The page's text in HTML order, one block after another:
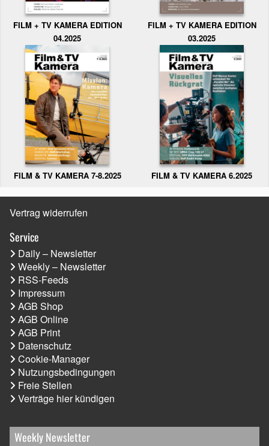
FILM + TV KAMERA EDITION
04.2025
FILM + TV KAMERA EDITION
03.2025
FILM & TV KAMERA 7-8.2025 FILM & TV KAMERA 6.2025
Vertrag widerrufen
Service
Daily – Newsletter
Weekly – Newsletter
RSS-Feeds
Impressum
AGB Shop
AGB Online
AGB Print
Datenschutz
Cookie-Manager
Nutzungsbedingungen
Freie Stellen
Verträge hier kündigen
Weekly Newsletter